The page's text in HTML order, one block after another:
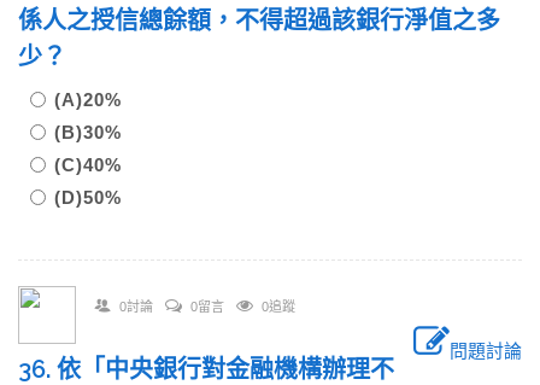
係人之授信總餘額，不得超過該銀行淨值之多
少？
(A)20%
(B)30%
(C)40%
(D)50%
0討論 0留言 0追蹤
問題討論
36. 依「中央銀行對金融機構辦理不